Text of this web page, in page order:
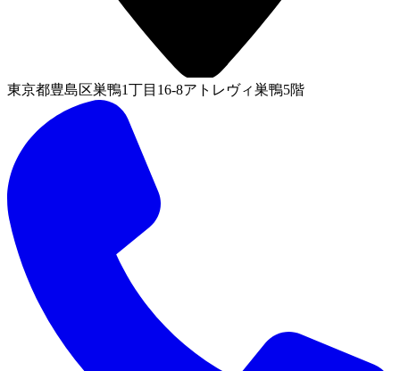
東京都豊島区巣鴨1丁目16-8アトレヴィ巣鴨5階